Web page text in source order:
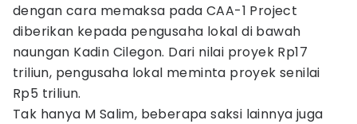
dengan cara memaksa pada CAA-1 Project
diberikan kepada pengusaha lokal di bawah
naungan Kadin Cilegon. Dari nilai proyek Rp17
triliun, pengusaha lokal meminta proyek senilai
Rp5 triliun.
Tak hanya M Salim, beberapa saksi lainnya juga